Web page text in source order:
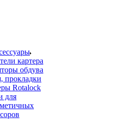
картера
обдува
прокладки
Rotalock
для